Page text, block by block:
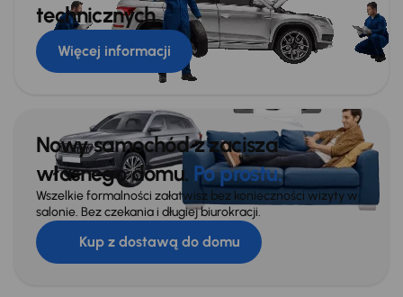
technicznych
Więcej informacji
Nowy samochód z zacisza
własnego domu. Po prostu.
Wszelkie formalności załatwisz bez konieczności wizyty w
salonie. Bez czekania i długiej biurokracji.
Kup z dostawą do domu